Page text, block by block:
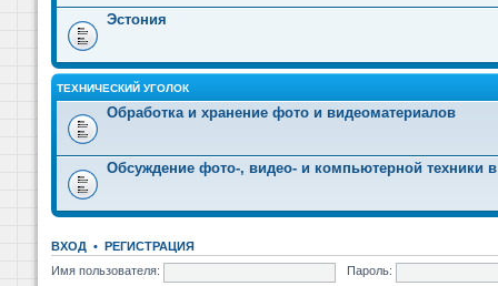
Эстония
ТЕХНИЧЕСКИЙ УГОЛОК
Обработка и хранение фото и видеоматериалов
Обсуждение фото-, видео- и компьютерной техники в
ВХОД • РЕГИСТРАЦИЯ
Имя пользователя:
Пароль: